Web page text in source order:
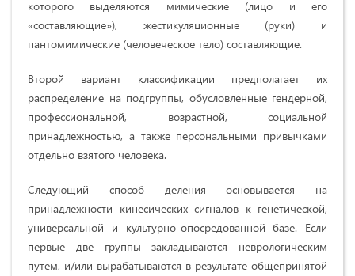
которого выделяются мимические (лицо и его
«составляющие»), жестикуляционные (руки) и
пантомимические (человеческое тело) составляющие.
Второй вариант классификации предполагает их
распределение на подгруппы, обусловленные гендерной,
профессиональной, возрастной, социальной
принадлежностью, а также персональными привычками
отдельно взятого человека.
Следующий способ деления основывается на
принадлежности кинесических сигналов к генетической,
универсальной и культурно-опосредованной базе. Если
первые две группы закладываются неврологическим
путем, и/или вырабатываются в результате общепринятой